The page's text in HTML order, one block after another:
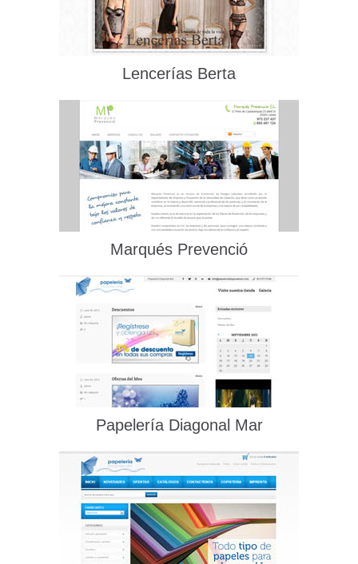
Lencerías Berta
Marqués Prevenció
Papelería Diagonal Mar